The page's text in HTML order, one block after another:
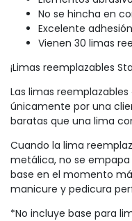
No se hincha en
Excelente
Vienen 30 limas
¡Limas reemplazables
Las limas
únicamente por una
baratas que una lima
Cuando la lima
metálica, no se
base en el momento
manicure y pedicura
*No incluye base para